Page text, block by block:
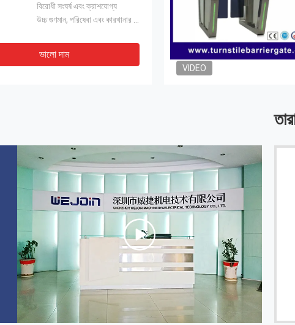
বিরোধী সংঘর্ষ এবং ক্রাশযোগ্য
ভালো দাম
VIDEO
দুর্দান্ত পণ্য এবং দ্রুত বিতরণ!
------ জ্যান্ডি